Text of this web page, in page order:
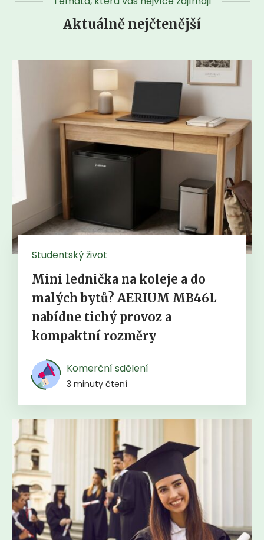
Aktuálně nejčtenější
Studentský život
Mini lednička na koleje a do
malých bytů? AERIUM MB46L
nabídne tichý provoz a
kompaktní rozměry
Komerční sdělení
3 minuty čtení